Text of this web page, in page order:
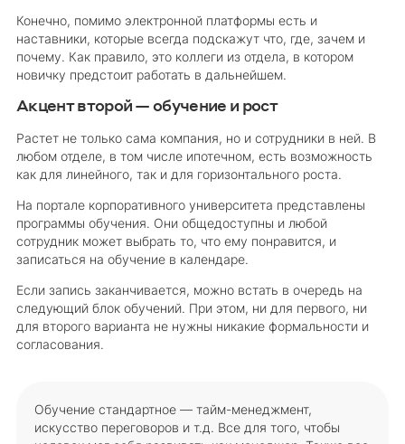
Конечно, помимо электронной платформы есть и
наставники, которые всегда подскажут что, где, зачем и
почему. Как правило, это коллеги из отдела, в котором
новичку предстоит работать в дальнейшем.
Акцент второй — обучение и рост
Растет не только сама компания, но и сотрудники в ней. В
любом отделе, в том числе ипотечном, есть возможность
как для линейного, так и для горизонтального роста.
На портале корпоративного университета представлены
программы обучения. Они общедоступны и любой
сотрудник может выбрать то, что ему понравится, и
записаться на обучение в календаре.
Если запись заканчивается, можно встать в очередь на
следующий блок обучений. При этом, ни для первого, ни
для второго варианта не нужны никакие формальности и
согласования.
Обучение стандартное — тайм-менеджмент,
искусство переговоров и т.д. Все для того, чтобы